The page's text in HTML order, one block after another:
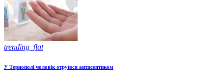
trending_flat
У Тернополі чоловік отруївся антисептиком